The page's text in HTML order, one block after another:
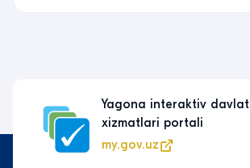
Yagona interaktiv davlat
xizmatlari portali
my.gov.uz